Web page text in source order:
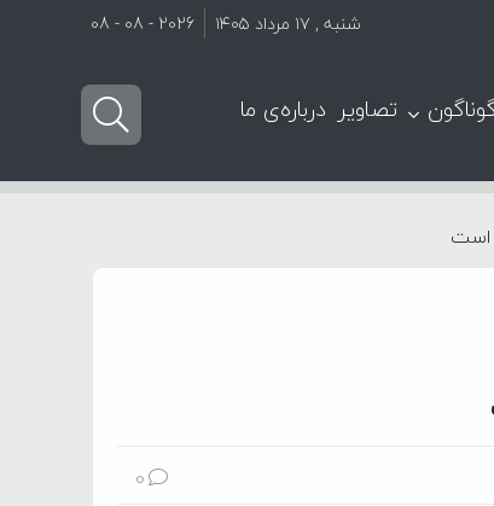
شنبه , ۱۷ مرداد ۱۴۰۵ 2026 - 08 - 08
تصاویر درباره‌ی ما
است
0